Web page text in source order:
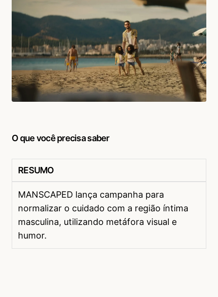
O que você precisa saber
RESUMO
MANSCAPED lança campanha para
normalizar o cuidado com a região íntima
masculina, utilizando metáfora visual e
humor.